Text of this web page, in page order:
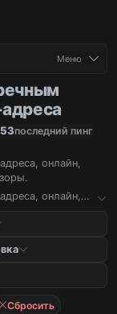
Меню
адреса
последний пинг
онлайн,
онлайн,
Сбросить